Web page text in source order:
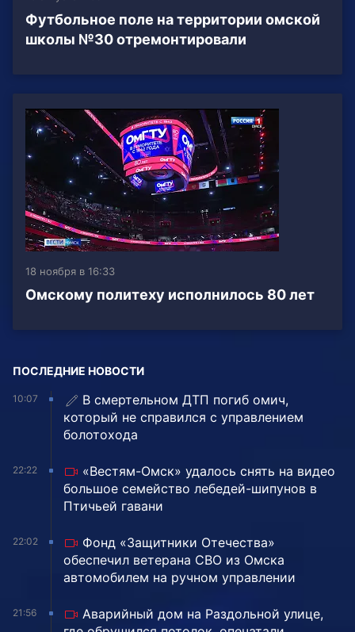
Футбольное поле на территории омской
школы №30 отремонтировали
18 ноября в 16:33
Омскому политеху исполнилось 80 лет
ПОСЛЕДНИЕ НОВОСТИ
10:07
В смертельном ДТП погиб омич,
который не справился с управлением
болотохода
22:22
«Вестям-Омск» удалось снять на видео
большое семейство лебедей-шипунов в
Птичьей гавани
22:02
Фонд «Защитники Отечества»
обеспечил ветерана СВО из Омска
автомобилем на ручном управлении
21:56
Аварийный дом на Раздольной улице,